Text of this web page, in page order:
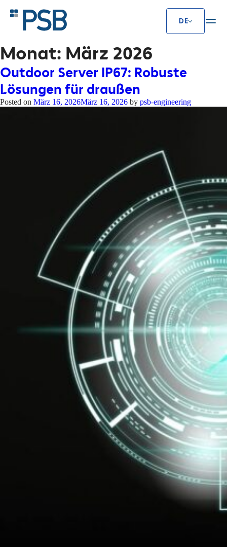
DE
Monat: März 2026
Outdoor Server IP67: Robuste
Lösungen für draußen
Posted on März 16, 2026März 16, 2026 by psb-engineering